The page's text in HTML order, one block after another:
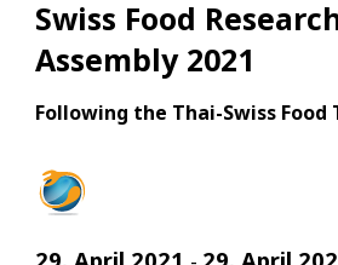
Swiss Food
Assembly 2021
Following the Thai-Swiss Food